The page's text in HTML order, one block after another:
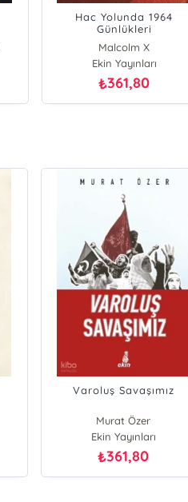
Hac Yolunda 1964
Günlükleri
Malcolm X
Ekin Yayınları
₺361,80
Varoluş Savaşımız
Murat Özer
Ekin Yayınları
₺361,80